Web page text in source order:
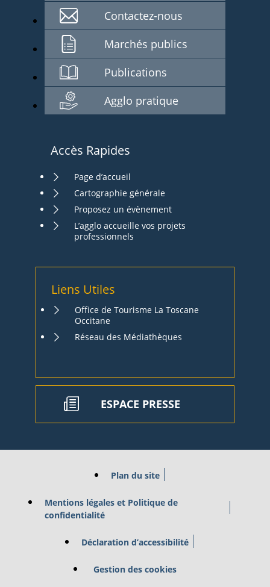
Contactez-nous
Marchés publics
Publications
Agglo pratique
Accès Rapides
Page d’accueil
Cartographie générale
Proposez un évènement
L’agglo accueille vos projets
professionnels
Liens Utiles
Office de Tourisme La Toscane
Occitane
Réseau des Médiathèques
ESPACE PRESSE
Plan du site
Mentions légales et Politique de
confidentialité
Déclaration d’accessibilité
Gestion des cookies